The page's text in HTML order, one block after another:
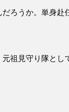
だろうか。単身
祖見守り隊とし